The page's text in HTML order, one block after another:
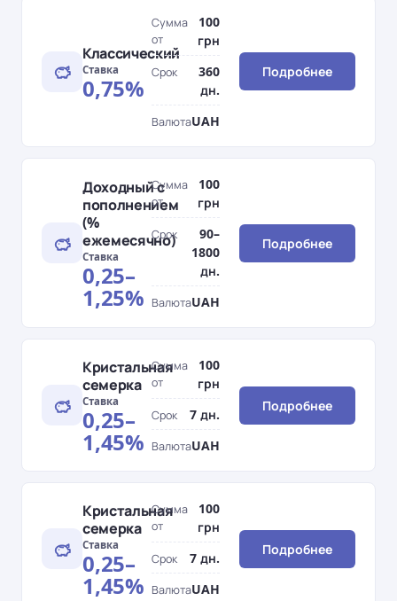
Классический
Ставка
0,75%
Сумма
от
100
грн
Срок
360
дн.
ВалютаUAH
Подробнее
Доходный с
пополнением
(%
ежемесячно)
Ставка
0,25–
1,25%
Сумма
от
100
грн
Срок
90–
1800
дн.
ВалютаUAH
Подробнее
Кристальная
семерка
Ставка
0,25–
1,45%
Сумма
от
100
грн
Срок 7 дн.
ВалютаUAH
Подробнее
Кристальная
семерка
Ставка
0,25–
1,45%
Сумма
от
100
грн
Срок 7 дн.
ВалютаUAH
Подробнее